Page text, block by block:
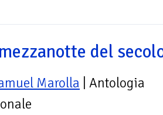
del
Marolla | Antologia